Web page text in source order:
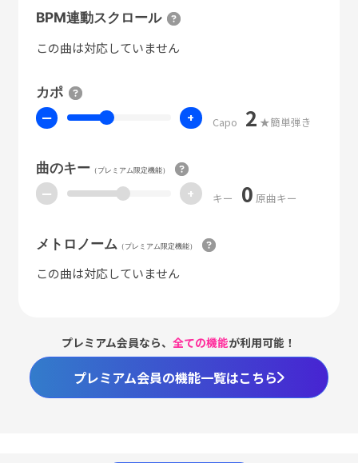
BPM連動スクロール
この曲は対応していません
カポ
ー + Capo 2 ★簡単弾き
曲のキー（プレミアム限定機能）
ー + キー 0 原曲キー
メトロノーム （プレミアム限定機能）
この曲は対応していません
プレミアム会員なら、全ての機能が利用可能！
プレミアム会員の機能一覧はこちら